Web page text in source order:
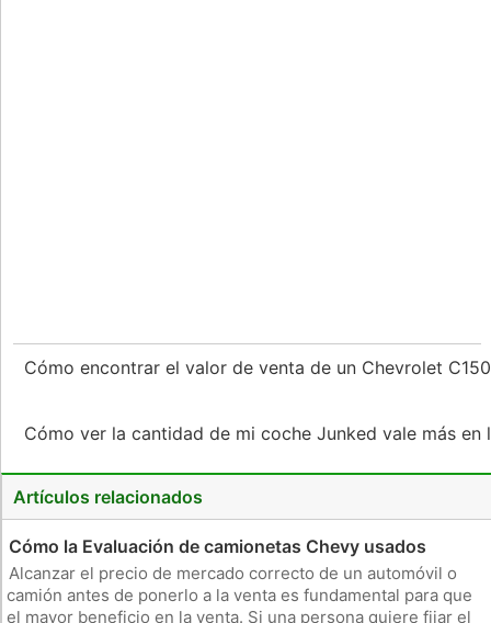
Cómo encontrar el valor de venta de un Chevrolet
Cómo ver la cantidad de mi coche Junked vale más en
Artículos relacionados
Cómo la Evaluación de camionetas Chevy usados ​​
Alcanzar el precio de mercado correcto de un automóvil o
camión antes de ponerlo a la venta es fundamental para que
el mayor beneficio en la venta. Si una persona quiere fijar el